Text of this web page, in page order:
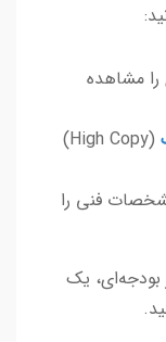
مشاهده
(High Copy)
فنی را
بودجه‌ای، یک